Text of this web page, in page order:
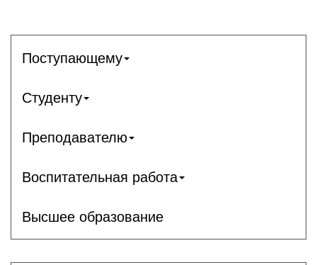
Поступающему
Студенту
Преподавателю
Воспитательная работа
Высшее образование